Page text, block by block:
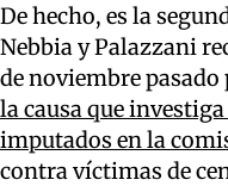
De hecho, es la
Nebbia y Palazzani
de noviembre pasado
la causa que
imputados en la
contra víctimas de